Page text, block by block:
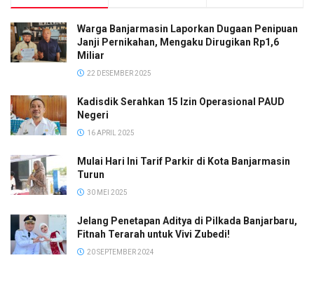
Warga Banjarmasin Laporkan Dugaan Penipuan
Janji Pernikahan, Mengaku Dirugikan Rp1,6
Miliar
22 DESEMBER 2025
Kadisdik Serahkan 15 Izin Operasional PAUD
Negeri
16 APRIL 2025
Mulai Hari Ini Tarif Parkir di Kota Banjarmasin
Turun
30 MEI 2025
Jelang Penetapan Aditya di Pilkada Banjarbaru,
Fitnah Terarah untuk Vivi Zubedi!
20 SEPTEMBER 2024